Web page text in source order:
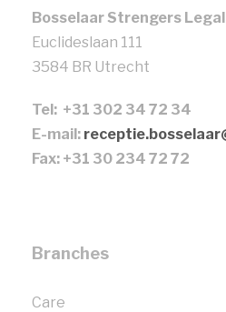
Bosselaar Strengers
Euclideslaan 111
3584 BR Utrecht
Tel: +31 302 34 72 34
E-mail:
Fax: +31 30 234 72 72
Branches
Care